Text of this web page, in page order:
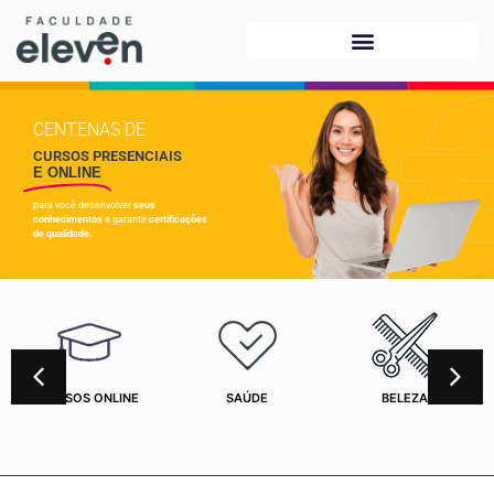
CENTENAS DE
CURSOS PRESENCIAIS
E ONLINE
para você desenvolver seus
conhecimentos e garantir certificações
de qualidade.
CURSOS ONLINE SAÚDE BELEZA